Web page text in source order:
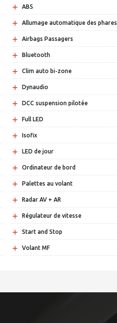
+ ABS
+ Allumage automatique des phares
+ Airbags Passagers
+ Bluetooth
+ Clim auto bi-zone
+ Dynaudio
+ DCC suspension pilotée
+ Full LED
+ Isofix
+ LED de jour
+ Ordinateur de bord
+ Palettes au volant
+ Radar AV + AR
+ Régulateur de vitesse
+ Start and Stop
+ Volant MF